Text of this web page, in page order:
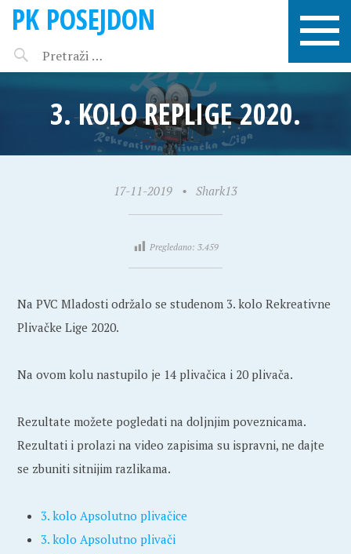
PK POSEJDON
3. KOLO REPLIGE 2020.
17-11-2019 • Shark13
Pregledano: 3.459
Na PVC Mladosti održalo se studenom 3. kolo Rekreativne
Plivačke Lige 2020.
Na ovom kolu nastupilo je 14 plivačica i 20 plivača.
Rezultate možete pogledati na doljnjim poveznicama.
Rezultati i prolazi na video zapisima su ispravni, ne dajte
se zbuniti sitnijim razlikama.
3. kolo Apsolutno plivačice
3. kolo Apsolutno plivači